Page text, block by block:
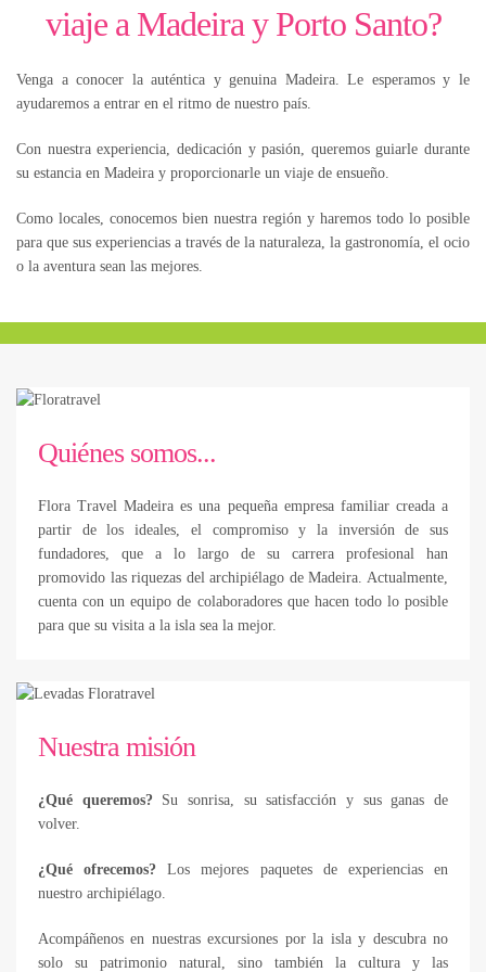
viaje a Madeira y Porto Santo?
Venga a conocer la auténtica y genuina Madeira. Le esperamos y le
ayudaremos a entrar en el ritmo de nuestro país.
Con nuestra experiencia, dedicación y pasión, queremos guiarle durante
su estancia en Madeira y proporcionarle un viaje de ensueño.
Como locales, conocemos bien nuestra región y haremos todo lo posible
para que sus experiencias a través de la naturaleza, la gastronomía, el ocio
o la aventura sean las mejores.
Quiénes somos...
Flora Travel Madeira es una pequeña empresa familiar creada a
partir de los ideales, el compromiso y la inversión de sus
fundadores, que a lo largo de su carrera profesional han
promovido las riquezas del archipiélago de Madeira. Actualmente,
cuenta con un equipo de colaboradores que hacen todo lo posible
para que su visita a la isla sea la mejor.
Nuestra misión
¿Qué queremos? Su sonrisa, su satisfacción y sus ganas de
volver.
¿Qué ofrecemos? Los mejores paquetes de experiencias en
nuestro archipiélago.
Acompáñenos en nuestras excursiones por la isla y descubra no
solo su patrimonio natural, sino también la cultura y las